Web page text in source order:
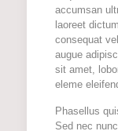
accumsan
laoreet
consequat
augue
sit amet,
eleme
Phasellus
Sed nec